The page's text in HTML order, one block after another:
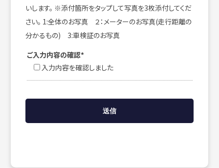
いします。 ※添付箇所をタップして写真を3枚添付してくだ
さい。 1:全体のお写真 ２：メーターのお写真(走行距離の
分かるもの) 3:車検証のお写真
ご入力内容の確認*
入力内容を確認しました